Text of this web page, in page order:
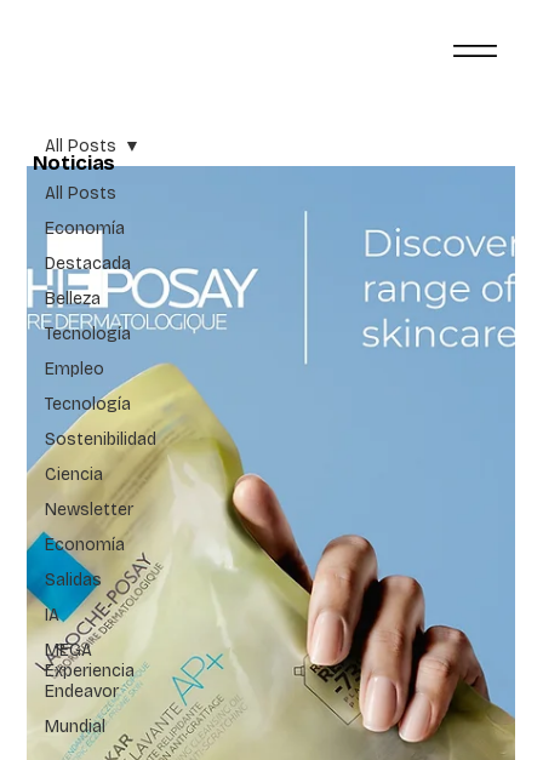
All Posts
Economía
Destacada
Belleza
Tecnología
Empleo
Tecnología
Sostenibilidad
Ciencia
Newsletter
Economía
Salidas
IA
MEGA
Experiencia
Endeavor
Mundial
All Posts
Noticias